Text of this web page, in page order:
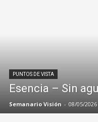
PUNTOS DE VISTA
Esencia – Sin
Semanario Visión - 08/05/2026